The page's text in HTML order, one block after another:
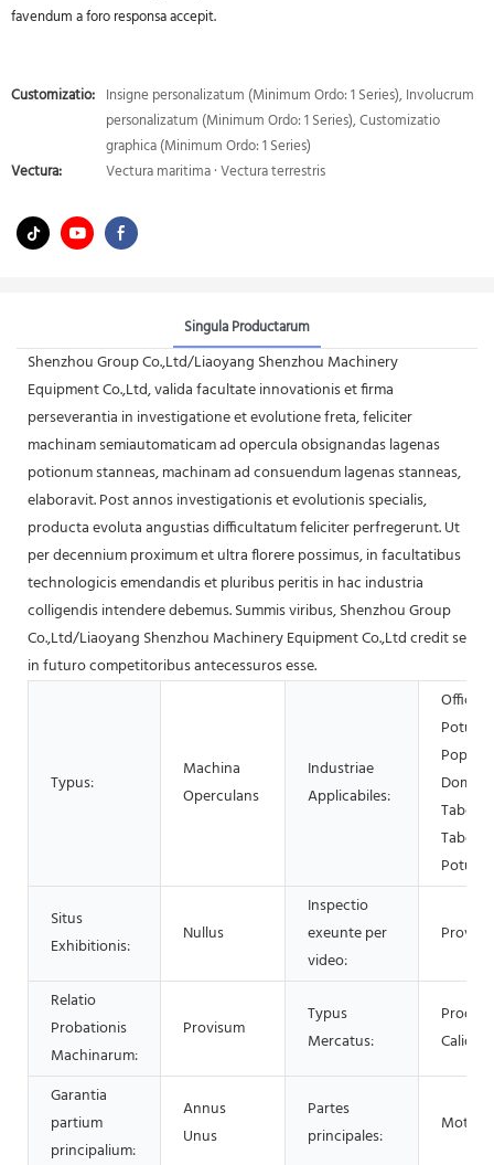
favendum a foro responsa accepit.
Customizatio: Insigne personalizatum (Minimum Ordo: 1 Series), Involucrum
personalizatum (Minimum Ordo: 1 Series), Customizatio
graphica (Minimum Ordo: 1 Series)
Vectura:
Vectura maritima · Vectura terrestris
Singula Productarum
Shenzhou Group Co.,Ltd/Liaoyang Shenzhou Machinery
Equipment Co.,Ltd, valida facultate innovationis et firma
perseverantia in investigatione et evolutione freta, feliciter
machinam semiautomaticam ad opercula obsignandas lagenas
potionum stanneas, machinam ad consuendum lagenas stanneas,
elaboravit. Post annos investigationis et evolutionis specialis,
producta evoluta angustias difficultatum feliciter perfregerunt. Ut
per decennium proximum et ultra florere possimus, in facultatibus
technologicis emendandis et pluribus peritis in hac industria
colligendis intendere debemus. Summis viribus, Shenzhou Group
Co.,Ltd/Liaoyang Shenzhou Machinery Equipment Co.,Ltd credit se
in futuro competitoribus antecessuros esse.
Typus:
Machina
Operculans
Industriae
Applicabiles:
Potus,
Potus,
Situs
Exhibitionis:
Nullus
Inspectio
exeunte per
video:
Relatio
Probationis
Machinarum:
Provisum
Typus
Mercatus:
Garantia
partium
principalium:
Annus
Unus
Partes
principales:
Motor